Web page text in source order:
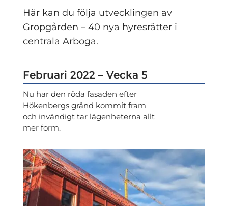
Här kan du följa utvecklingen av
Gropgården​ – 40 nya hyresrätter i
centrala Arboga.
Februari 2022 – Vecka 5
Nu har den röda fasaden efter
Hökenbergs gränd kommit fram
och invändigt tar lägenheterna allt
mer form.